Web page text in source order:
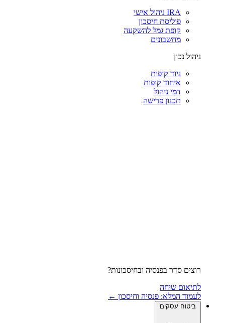
IRA ניהול אישי
פוליסת חיסכון
קופת גמל להשקעה
מחשבונים
ניהול נכון
ניוד קופות
איחוד קופות
דמי ניהול
תכנון פרישה
רוצים סדר בפנסיה ובחיסכונות?
לתיאום שיחה
לעמוד המלא: פנסיה וחיסכון ←
ביטוח עסקים